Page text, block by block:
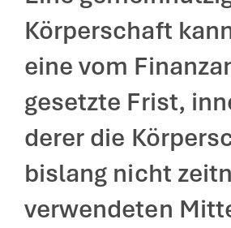
Körperschaft
eine vom
gesetzte Frist,
derer die
bislang nicht
verwendeten